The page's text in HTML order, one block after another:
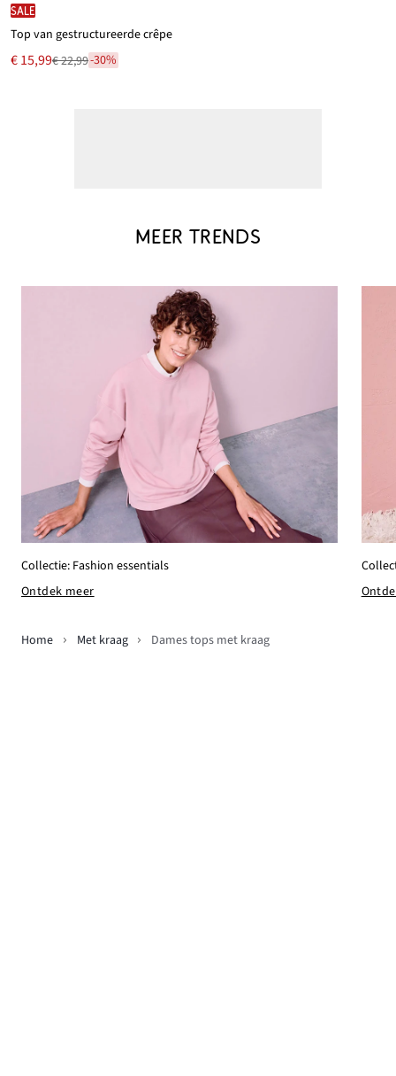
SALE
Top van gestructureerde crêpe
Nu
voor
€ 15,99
Van € 22,99-30%
MEER TRENDS
Collectie: Fashion essentials
Ontdek meer
Home Met kraag Dames tops met kraag